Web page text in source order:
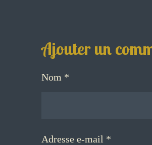
Ajouter un
Nom *
Adresse e-mail *